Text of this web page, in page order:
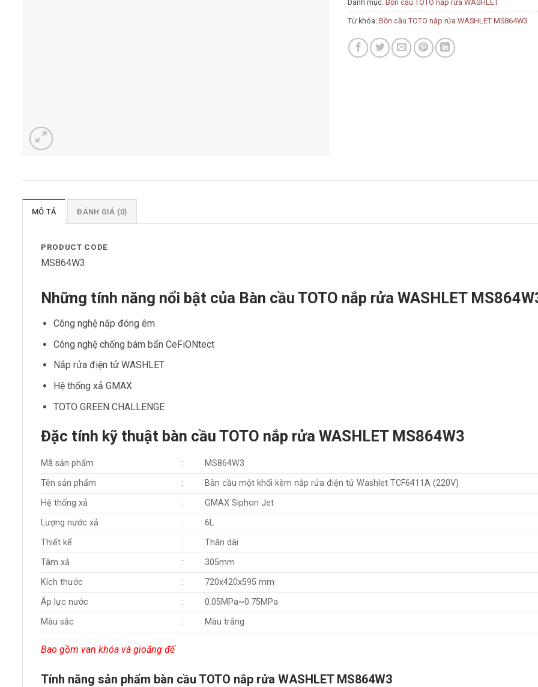
Danh mục: Bồn cầu TOTO nắp rửa WASHLET
Từ khóa: Bồn cầu TOTO nắp rửa WASHLET MS864W3
MÔ TẢ ĐÁNH GIÁ (0)
PRODUCT CODE
MS864W3
Những tính năng nổi bật của Bàn cầu TOTO nắp rửa WASHLET
Công nghệ nắp đóng êm
Công nghệ chống bám bẩn CeFiONtect
Nắp rửa điện tử WASHLET
Hệ thống xả GMAX
TOTO GREEN CHALLENGE
Đặc tính kỹ thuật bàn cầu TOTO nắp rửa WASHLET MS864W3
Mã sản phẩm :
MS864W3
Tên sản phẩm
:
Bàn cầu một khối kèm nắp rửa điện tử Washlet TCF6411A (220V)
Hệ thống xả
:
GMAX Siphon Jet
Lượng nước xả
:
6L
Thiết kế
:
Thân dài
Tâm xả
:
305mm
Kích thước
:
720x420x595 mm
Áp lực nước
:
0.05MPa~0.75MPa
Màu sắc
: Màu trắng
Bao gồm van khóa và gioăng đế
Tính năng sản phẩm bàn cầu TOTO nắp rửa WASHLET MS864W3